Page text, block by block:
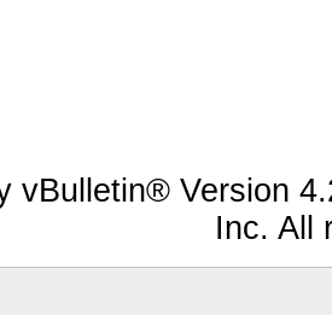
vBulletin® Version
Inc. All